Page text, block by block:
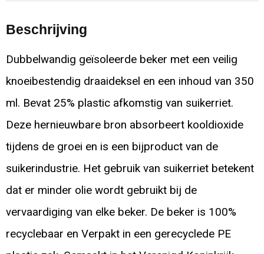
Beschrijving
Dubbelwandig geïsoleerde beker met een veilig
knoeibestendig draaideksel en een inhoud van 350
ml. Bevat 25% plastic afkomstig van suikerriet.
Deze hernieuwbare bron absorbeert kooldioxide
tijdens de groei en is een bijproduct van de
suikerindustrie. Het gebruik van suikerriet betekent
dat er minder olie wordt gebruikt bij de
vervaardiging van elke beker. De beker is 100%
recyclebaar en Verpakt in een gerecyclede PE